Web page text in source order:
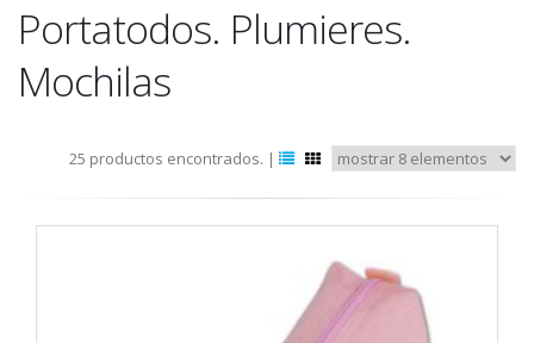
Portatodos. Plumieres.
Mochilas
25 productos encontrados. |